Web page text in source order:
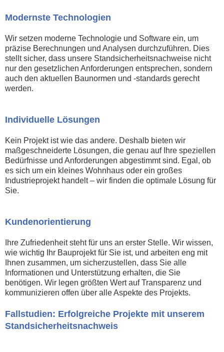
Modernste Technologien
Wir setzen moderne Technologie und Software ein, um
präzise Berechnungen und Analysen durchzuführen. Dies
stellt sicher, dass unsere Standsicherheitsnachweise nicht
nur den gesetzlichen Anforderungen entsprechen, sondern
auch den aktuellen Baunormen und -standards gerecht
werden.
Individuelle Lösungen
Kein Projekt ist wie das andere. Deshalb bieten wir
maßgeschneiderte Lösungen, die genau auf Ihre speziellen
Bedürfnisse und Anforderungen abgestimmt sind. Egal, ob
es sich um ein kleines Wohnhaus oder ein großes
Industrieprojekt handelt – wir finden die optimale Lösung für
Sie.
Kundenorientierung
Ihre Zufriedenheit steht für uns an erster Stelle. Wir wissen,
wie wichtig Ihr Bauprojekt für Sie ist, und arbeiten eng mit
Ihnen zusammen, um sicherzustellen, dass Sie alle
Informationen und Unterstützung erhalten, die Sie
benötigen. Wir legen größten Wert auf Transparenz und
kommunizieren offen über alle Aspekte des Projekts.
Fallstudien: Erfolgreiche Projekte mit unserem
Standsicherheitsnachweis